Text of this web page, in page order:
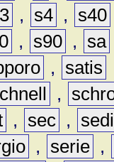
, s4 , s40
, s90 , sa
, satis
,
, sec ,
, serie ,